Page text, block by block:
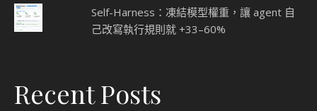
Self-Harness：凍結模型權重，讓 agent 自
己改寫執行規則就 +33–60%
Recent Posts